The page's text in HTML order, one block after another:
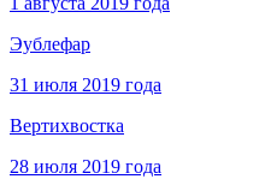
Эублефар
31 июля 2019 года
Вертихвостка
28 июля 2019 года